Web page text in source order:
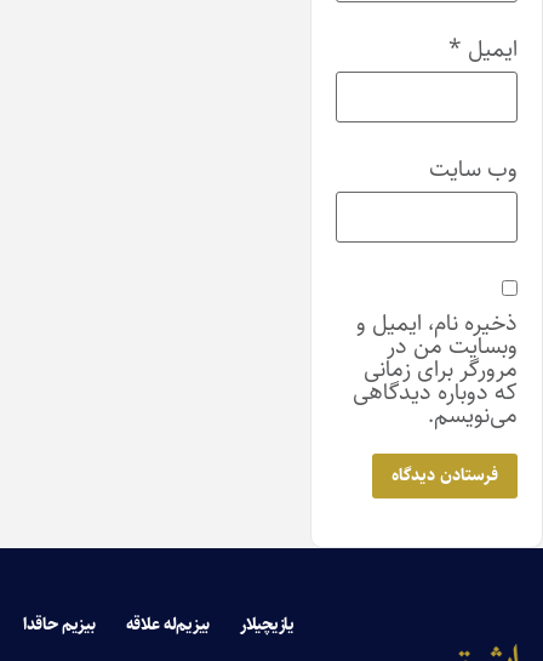
ایمیل *
وب‌ سایت
ذخیره نام، ایمیل و
وبسایت من در
مرورگر برای زمانی
که دوباره دیدگاهی
می‌نویسم.
یازیچیلار بیزیم‌له علاقه بیزیم حاقدا